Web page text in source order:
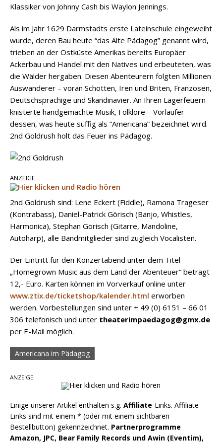
Klassiker von Johnny Cash bis Waylon Jennings.
Als im Jahr 1629 Darmstadts erste Lateinschule eingeweiht
wurde, deren Bau heute “das Alte Pädagog” genannt wird,
trieben an der Ostküste Amerikas bereits Europäer
Ackerbau und Handel mit den Natives und erbeuteten, was
die Wälder hergaben. Diesen Abenteurern folgten Millionen
Auswanderer – voran Schotten, Iren und Briten, Franzosen,
Deutschsprachige und Skandinavier. An Ihren Lagerfeuern
knisterte handgemachte Musik, Folklore – Vorläufer
dessen, was heute süffig als “Americana” bezeichnet wird.
2nd Goldrush holt das Feuer ins Pädagog.
ANZEIGE
2nd Goldrush sind: Lene Eckert (Fiddle), Ramona Trageser
(Kontrabass), Daniel-Patrick Görisch (Banjo, Whistles,
Harmonica), Stephan Görisch (Gitarre, Mandoline,
Autoharp), alle Bandmitglieder sind zugleich Vocalisten.
Der Eintritt für den Konzertabend unter dem Titel
„Homegrown Music aus dem Land der Abenteuer“ beträgt
12,- Euro. Karten können im Vorverkauf online unter
www.ztix.de/ticketshop/kalender.html erworben
werden. Vorbestellungen sind unter + 49 (0) 6151 – 66 01
306 telefonisch und unter theaterimpaedagog@gmx.de
per E-Mail möglich.
Americana im Pädagog
ANZEIGE
Einige unserer Artikel enthalten s.g. Affiliate-Links. Affiliate-
Links sind mit einem * (oder mit einem sichtbaren
Bestellbutton) gekennzeichnet. Partnerprogramme
Amazon, JPC, Bear Family Records und Awin (Eventim),